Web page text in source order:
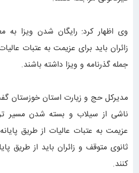
وی اظهار کرد: رایگان شدن ویزا به
زائران باید برای عزیمت به عتبات
جمله گذرنامه و ویزا داشته باشند.
مدیرکل حج و زیارت استان خوزستان
ناشی از سیلاب و بسته شدن مسیر
عزیمت به عتبات عالیات از طریق
ثانوی متوقف و زائران باید از طریق
کنند.